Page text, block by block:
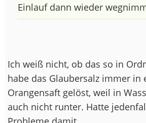
Einlauf dann wieder
Ich weiß nicht, ob das so in
habe das Glaubersalz immer in
Orangensaft gelöst, weil in
auch nicht runter. Hatte